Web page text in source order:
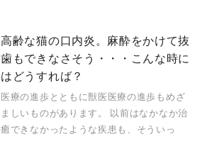
高齢な猫の口内炎。麻酔をかけて抜
歯もできなさそう・・・こんな時に
はどうすれば？
医療の進歩とともに獣医医療の進歩もめざ
ましいものがあります。 以前はなかなか治
癒できなかったような疾患も、そういっ